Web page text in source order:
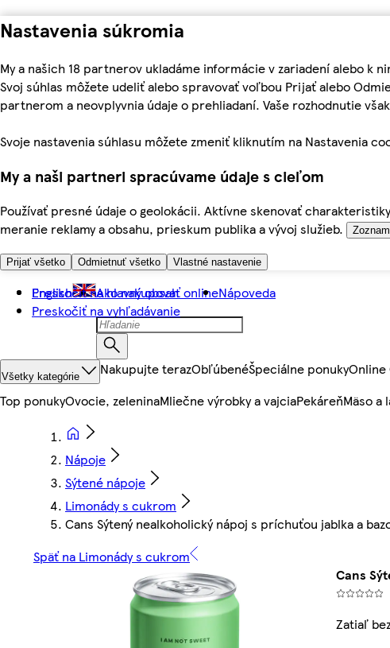
Nastavenia súkromia
My a našich 18 partnerov ukladáme informácie v zariadení alebo
Svoj súhlas môžete udeliť alebo spravovať voľbou Prijať alebo
partnerom a neovplyvnia údaje o prehliadaní. Vaše rozhodnutie
Svoje nastavenia súhlasu môžete zmeniť kliknutím na Nastavenia
My a naši partneri spracúvame údaje s cieľom
Používať presné údaje o geolokácii. Aktívne skenovať
meranie reklamy a obsahu, prieskum publika a vývoj služieb.
Prijať všetko Odmietnuť všetko Vlastné nastavenie
Preskočiť na hlavný obsah
Preskočiť na vyhľadávanie
English Ako nakupovať onlineNápoveda
Všetky kategórie Nakupujte terazObľúbenéŠpeciálne ponukyOnline
Top ponukyOvocie, zeleninaMliečne výrobky a vajciaPekáreňMäso a
Nápoje
Sýtené nápoje
Limonády s cukrom
Cans Sýtený nealkoholický nápoj s príchuťou jablka a
Späť na Limonády s cukrom
Cans
Zatiaľ